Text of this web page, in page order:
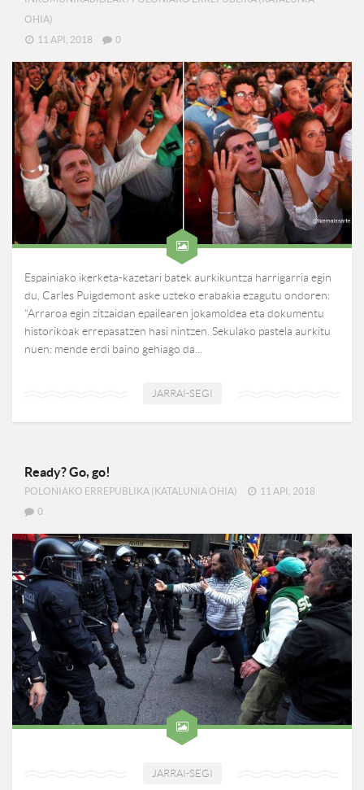
OHIA)
11 API, 2018
0
Espainiako ikerketa-kazetari batek aurkikuntza harrigarria egin
du, Carles Puigdemont aske uzteko erabakia ezagutu ondoren:
“Arraroa egin zitzaidan epailearen jokamoldea eta dokumentu
historikoak errepasatzen hasi nintzen. Sekulako pastela aurkitu
nuen: mende erdi baino gehiago da...
JARRAI-SEGI
Ready? Go, go!
POLONIAKO ERREPUBLIKA (KATALUNIA OHIA)
11 API, 2018
0
JARRAI-SEGI